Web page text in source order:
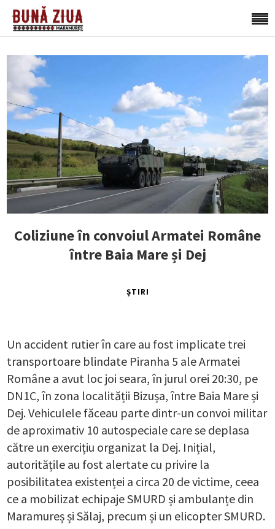
Coliziune în convoiul Armatei Române
între Baia Mare și Dej
ȘTIRI
Un accident rutier în care au fost implicate trei
transportoare blindate Piranha 5 ale Armatei
Române a avut loc joi seara, în jurul orei 20:30, pe
DN1C, în zona localității Bizușa, între Baia Mare și
Dej. Vehiculele făceau parte dintr-un convoi militar
de aproximativ 10 autospeciale care se deplasa
către un exercițiu organizat la Dej. Inițial,
autoritățile au fost alertate cu privire la
posibilitatea existenței a circa 20 de victime, ceea
ce a mobilizat echipaje SMURD și ambulanțe din
Maramureș și Sălaj, precum și un elicopter SMURD.